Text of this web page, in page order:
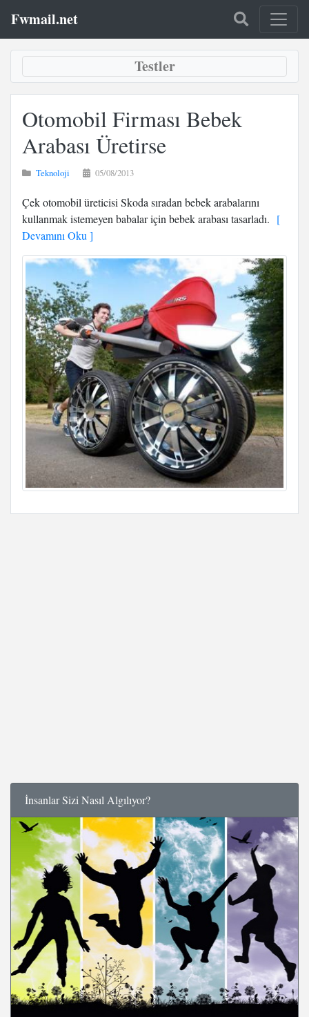
Fwmail.net
Testler
Otomobil Firması Bebek
Arabası Üretirse
Teknoloji 05/08/2013
Çek otomobil üreticisi Skoda sıradan bebek arabalarını
kullanmak istemeyen babalar için bebek arabası tasarladı. [
Devamını Oku ]
İnsanlar Sizi Nasıl Algılıyor?